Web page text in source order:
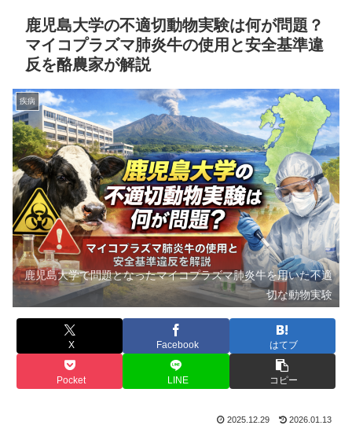
鹿児島大学の不適切動物実験は何が問題？
マイコプラズマ肺炎牛の使用と安全基準違
反を酪農家が解説
疾病
鹿児島大学で問題となったマイコプラズマ肺炎牛を用いた不適
切な動物実験
X Facebook はてブ
Pocket LINE コピー
2025.12.29 2026.01.13